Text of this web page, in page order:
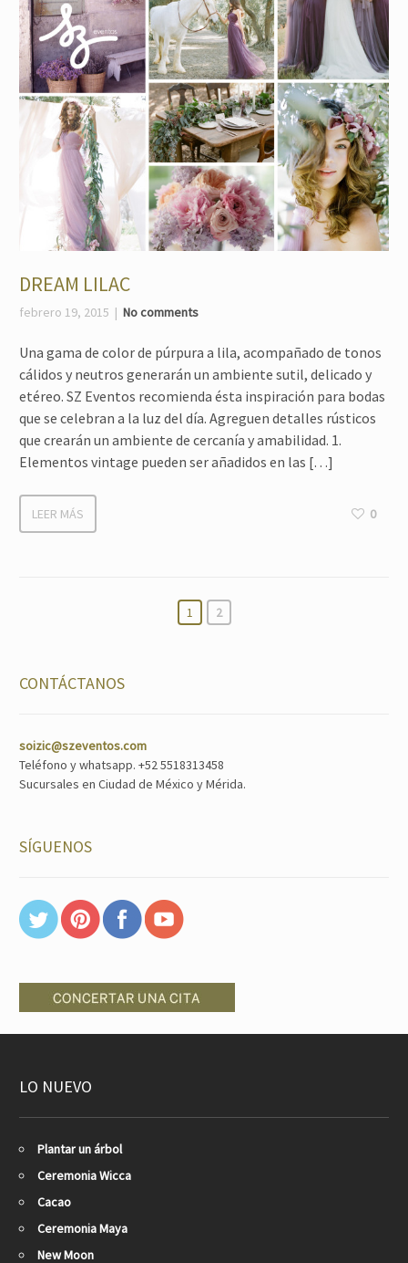
DREAM LILAC
febrero 19, 2015 No comments
Una gama de color de púrpura a lila, acompañado de tonos
cálidos y neutros generarán un ambiente sutil, delicado y
etéreo. SZ Eventos recomienda ésta inspiración para bodas
que se celebran a la luz del día. Agreguen detalles rústicos
que crearán un ambiente de cercanía y amabilidad. 1.
Elementos vintage pueden ser añadidos en las […]
LEER MÁS 0
1 2
CONTÁCTANOS
soizic@szeventos.com
Teléfono y whatsapp. +52 5518313458
Sucursales en Ciudad de México y Mérida.
SÍGUENOS
LO NUEVO
Plantar un árbol
Ceremonia Wicca
Cacao
Ceremonia Maya
New Moon